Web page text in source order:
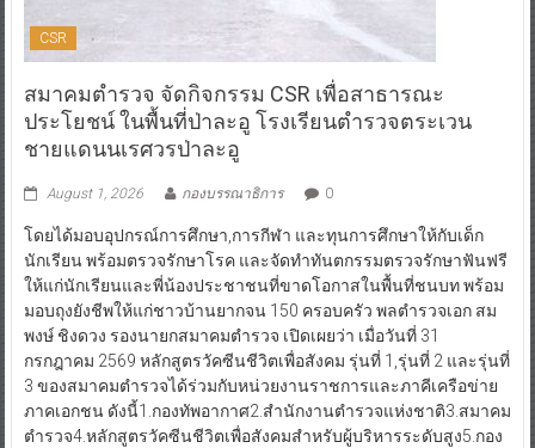
CSR
สมาคมตำรวจ จัดกิจกรรม CSR เพื่อสาธารณะ
ประโยชน์ ในพื้นที่ป่าละอู โรงเรียนตำรวจตระเวน
ชายแดนนเรศวรป่าละอู
August 1, 2026 กองบรรณาธิการ 0
โดยได้มอบอุปกรณ์การศึกษา,การกีฬา และทุนการศึกษาให้กับเด็ก
นักเรียน พร้อมตรวจรักษาโรค และจัดทำทันตกรรมตรวจรักษาฟันฟรี
ให้แก่นักเรียนและพี่น้องประชาชนที่ขาดโอกาสในพื้นที่ชนบท พร้อม
มอบถุงยังชีพให้แก่ชาวบ้านยากจน 150 ครอบครัว พลตำรวจเอก สม
พงษ์ ชิงดวง รองนายกสมาคมตำรวจ เปิดเผยว่า เมื่อวันที่ 31
กรกฎาคม 2569 หลักสูตรวัคซีนชีวิตเพื่อสังคม รุ่นที่ 1,รุ่นที่ 2 และรุ่นที่
3 ของสมาคมตำรวจได้ร่วมกับหน่วยงานราชการและภาคีเครือข่าย
ภาคเอกชน ดังนี้1.กองทัพอากาศ2.สำนักงานตำรวจแห่งชาติ3.สมาคม
ตำรวจ4.หลักสูตรวัคซีนชีวิตเพื่อสังคมสำหรับผู้บริหารระดับสูง5.กอง